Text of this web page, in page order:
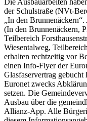
der Schulstraße (NVt-
„In den
(In den Brunnenäckern,
Teilbereich
Wiesentalweg,
erhalten rechtzeitig vor
einen Info-Flyer der
Glasfaservertrag
Euronet zwecks
setzen. Die
Ausbau über die
Allianz-App. Alle